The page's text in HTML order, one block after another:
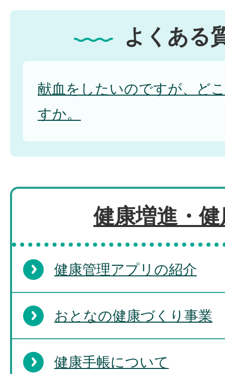
よくある
献血をしたいのですが、ど
すか。
健康増進・
健康管理アプリの紹介
おとなの健康づくり事業
健康手帳について